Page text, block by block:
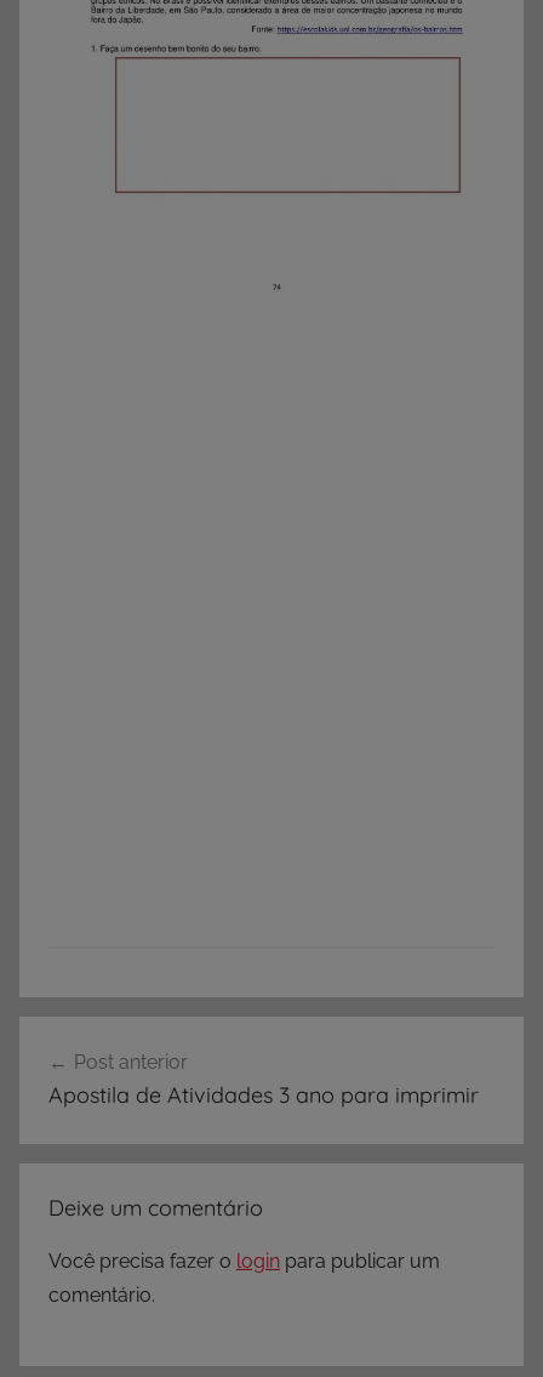
de
Post anterior
Apostila de Atividades 3 ano para imprimir
Deixe um comentário
Você precisa fazer o login para publicar um
comentário.